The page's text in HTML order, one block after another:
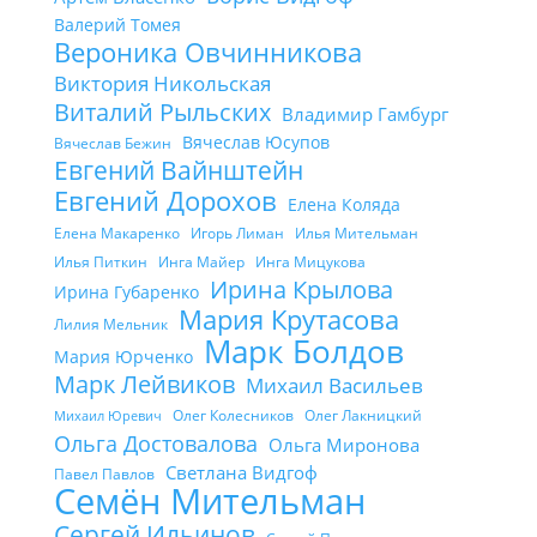
Валерий Томея
Вероника Овчинникова
Виктория Никольская
Виталий Рыльских Владимир Гамбург
Вячеслав Бежин Вячеслав Юсупов
Евгений Вайнштейн
Евгений Дорохов Елена Коляда
Елена Макаренко Игорь Лиман
Илья Мительман
Илья Питкин
Инга Майер Инга Мицукова
Ирина Губаренко Ирина Крылова
Лилия Мельник Мария Крутасова
Мария Юрченко Марк Болдов
Марк Лейвиков Михаил Васильев
Михаил Юревич Олег Колесников Олег Лакницкий
Ольга Достовалова Ольга Миронова
Павел Павлов Светлана Видгоф
Семён Мительман